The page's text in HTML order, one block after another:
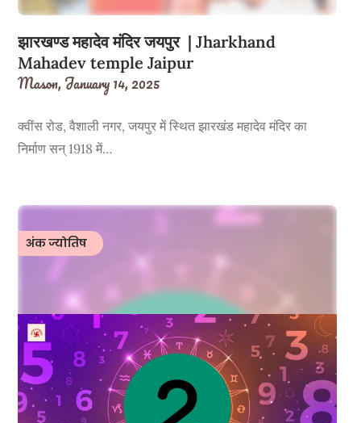
झारखण्ड महादेव मंदिर जयपुर | Jharkhand
Mahadev temple Jaipur
Mason,January 14, 2025
क्वींस रोड, वैशाली नगर, जयपुर में स्थित झारखंड महादेव मंदिर का
निर्माण सन् 1918 में…
अंक ज्योतिष